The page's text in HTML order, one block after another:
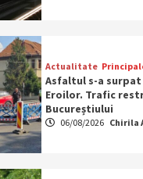
Actualitate
Asfaltul s-a
Eroilor. Trafic
Bucureștiului
06/08/2026 Chirila